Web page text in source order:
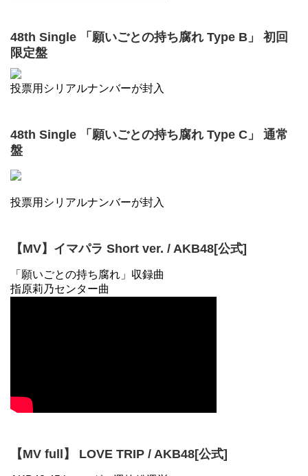
48th Single 「願いごとの持ち腐れ Type B」 初回
限定盤
投票用シリアルナンバーが封入
48th Single 「願いごとの持ち腐れ Type C」 通常
盤
投票用シリアルナンバーが封入
【MV】イマパラ Short ver. / AKB48[公式]
「願いごとの持ち腐れ」収録曲
指原莉乃センター曲
【MV full】 LOVE TRIP / AKB48[公式]